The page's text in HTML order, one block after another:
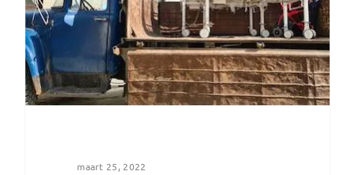
maart 25, 2022